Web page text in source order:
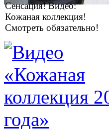
Сенсация! Видео:
Кожаная коллекция!
Смотреть обязательно!